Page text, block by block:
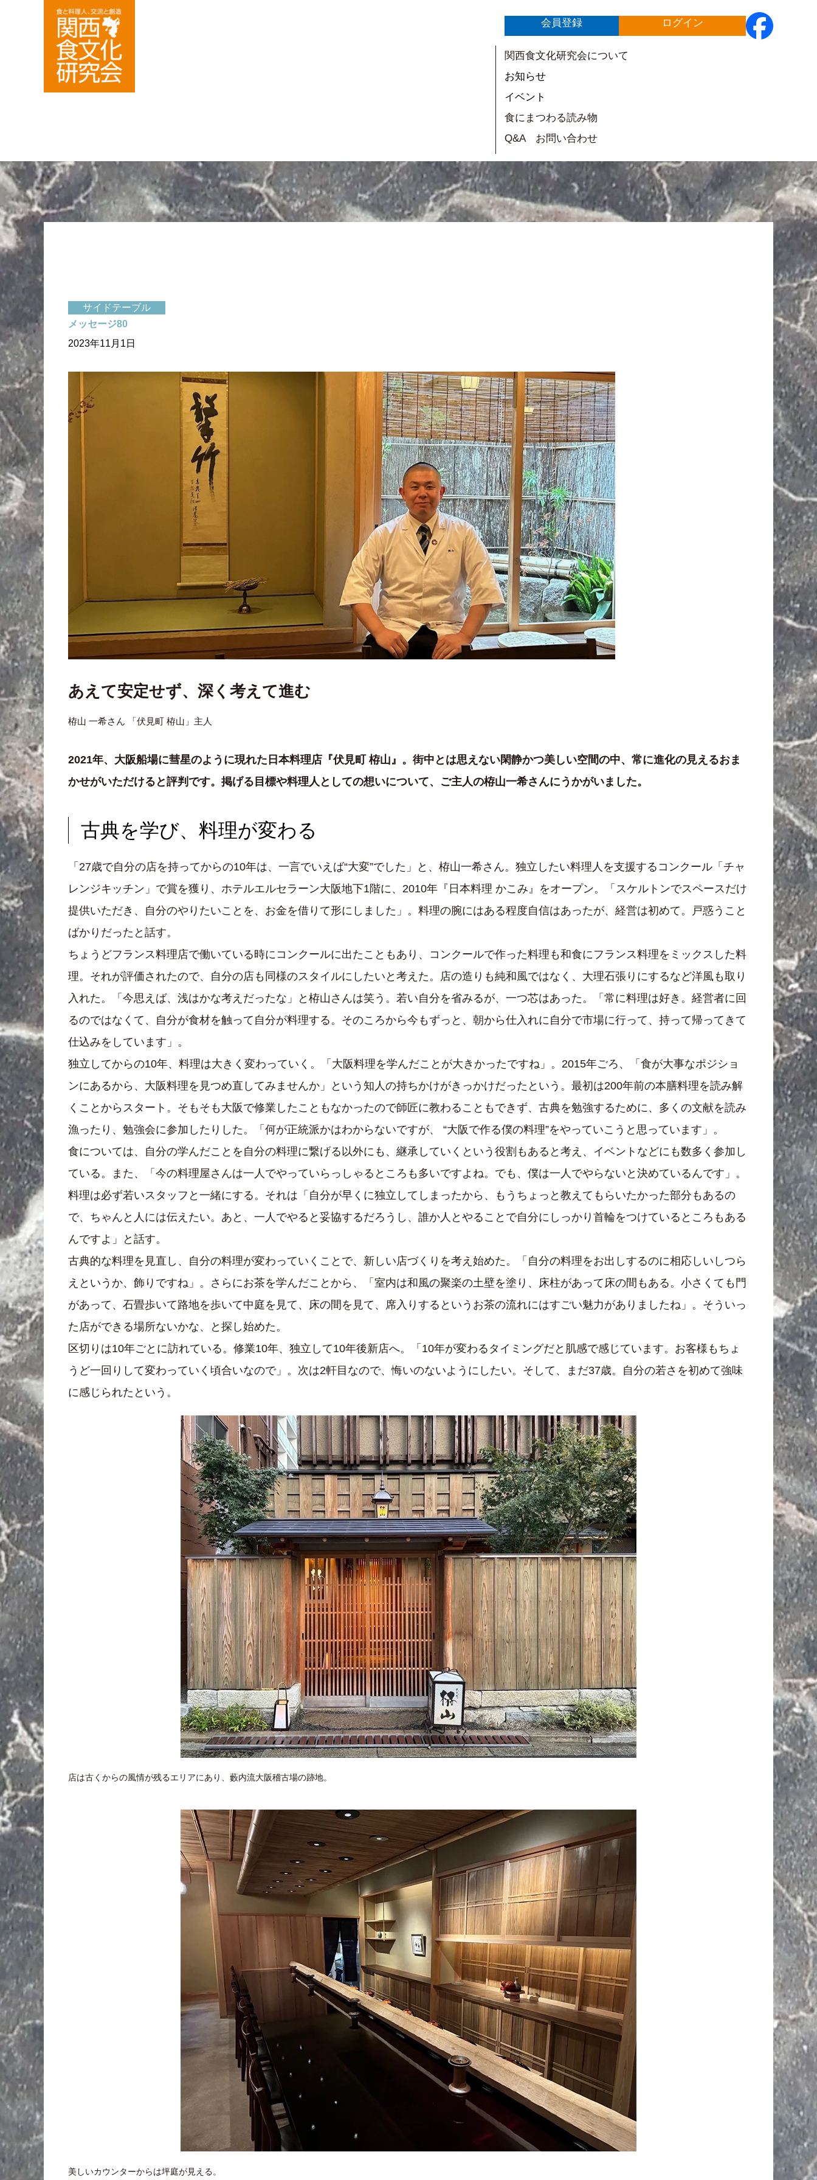
会員登録 ログイン
関西食文化研究会について
お知らせ
イベント
食にまつわる読み物
Q&A お問い合わせ
サイドテーブル
メッセージ80
2023年11月1日
あえて安定せず、深く考えて進む
栫山 一希さん 「伏見町 栫山」主人
2021年、大阪船場に彗星のように現れた日本料理店『伏見町 栫山』。街中とは思えない閑静かつ美しい空間の中、常に進化の見えるおま
かせがいただけると評判です。掲げる目標や料理人としての想いについて、ご主人の栫山一希さんにうかがいました。
古典を学び、料理が変わる
「27歳で自分の店を持ってからの10年は、一言でいえば“大変”でした」と、栫山一希さん。独立したい料理人を支援するコンクール「チャ
レンジキッチン」で賞を獲り、ホテルエルセラーン大阪地下1階に、2010年『日本料理 かこみ』をオープン。「スケルトンでスペースだけ
提供いただき、自分のやりたいことを、お金を借りて形にしました」。料理の腕にはある程度自信はあったが、経営は初めて。戸惑うこと
ばかりだったと話す。
ちょうどフランス料理店で働いている時にコンクールに出たこともあり、コンクールで作った料理も和食にフランス料理をミックスした料
理。それが評価されたので、自分の店も同様のスタイルにしたいと考えた。店の造りも純和風ではなく、大理石張りにするなど洋風も取り
入れた。「今思えば、浅はかな考えだったな」と栫山さんは笑う。若い自分を省みるが、一つ芯はあった。「常に料理は好き。経営者に回
るのではなくて、自分が食材を触って自分が料理する。そのころから今もずっと、朝から仕入れに自分で市場に行って、持って帰ってきて
仕込みをしています」。
独立してからの10年、料理は大きく変わっていく。「大阪料理を学んだことが大きかったですね」。2015年ごろ、「食が大事なポジショ
ンにあるから、大阪料理を見つめ直してみませんか」という知人の持ちかけがきっかけだったという。最初は200年前の本膳料理を読み解
くことからスタート。そもそも大阪で修業したこともなかったので師匠に教わることもできず、古典を勉強するために、多くの文献を読み
漁ったり、勉強会に参加したりした。「何が正統派かはわからないですが、 “大阪で作る僕の料理”をやっていこうと思っています」。
食については、自分の学んだことを自分の料理に繋げる以外にも、継承していくという役割もあると考え、イベントなどにも数多く参加し
ている。また、「今の料理屋さんは一人でやっていらっしゃるところも多いですよね。でも、僕は一人でやらないと決めているんです」。
料理は必ず若いスタッフと一緒にする。それは「自分が早くに独立してしまったから、もうちょっと教えてもらいたかった部分もあるの
で、ちゃんと人には伝えたい。あと、一人でやると妥協するだろうし、誰か人とやることで自分にしっかり首輪をつけているところもある
んですよ」と話す。
古典的な料理を見直し、自分の料理が変わっていくことで、新しい店づくりを考え始めた。「自分の料理をお出しするのに相応しいしつら
えというか、飾りですね」。さらにお茶を学んだことから、「室内は和風の聚楽の土壁を塗り、床柱があって床の間もある。小さくても門
があって、石畳歩いて路地を歩いて中庭を見て、床の間を見て、席入りするというお茶の流れにはすごい魅力がありましたね」。そういっ
た店ができる場所ないかな、と探し始めた。
区切りは10年ごとに訪れている。修業10年、独立して10年後新店へ。「10年が変わるタイミングだと肌感で感じています。お客様もちょ
うど一回りして変わっていく頃合いなので」。次は2軒目なので、悔いのないようにしたい。そして、まだ37歳。自分の若さを初めて強味
に感じられたという。
店は古くからの風情が残るエリアにあり、藪内流大阪稽古場の跡地。
美しいカウンターからは坪庭が見える。